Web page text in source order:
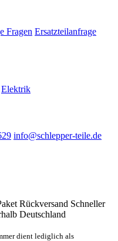
Fragen Ersatzteilanfrage
Elektrik
info@schlepper-teile.de
Rückversand Schneller
Deutschland
dient lediglich als